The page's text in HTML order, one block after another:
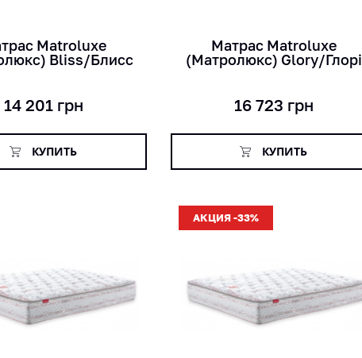
Matroluxe
Bliss/Блисс
14 201 грн
КУПИТЬ
Матраc Matroluxe
(Матролюкс) Glory/Глорі
16 723 грн
КУПИТЬ
АКЦИЯ -33%